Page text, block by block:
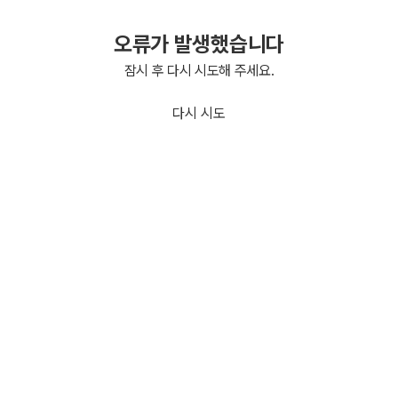
오류가 발생했습니다
잠시 후 다시 시도해 주세요.
다시 시도